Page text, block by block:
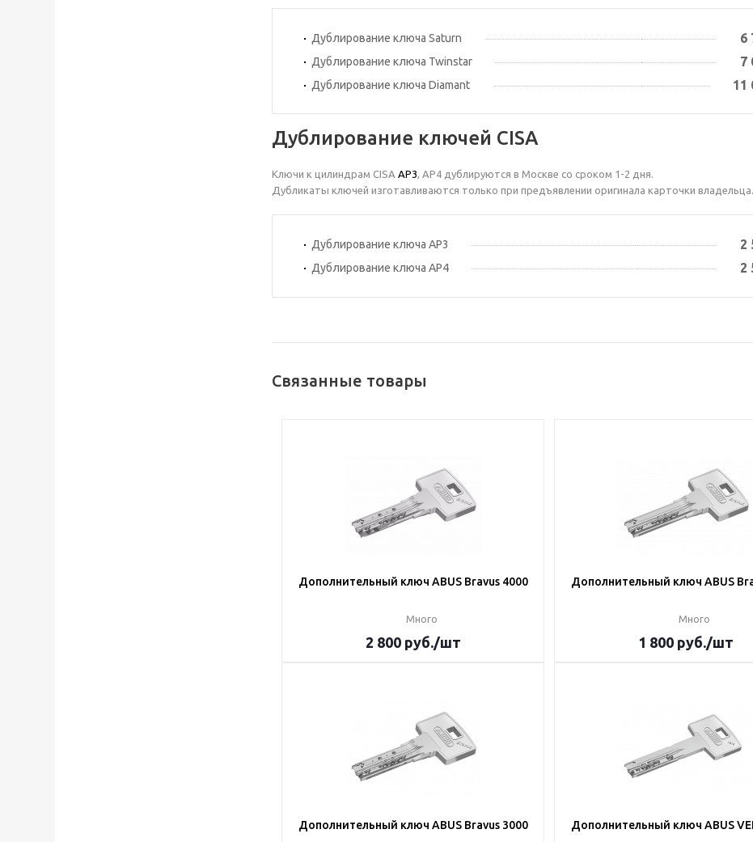
Дублирование ключа Saturn 6
Дублирование ключа Twinstar 7
Дублирование ключа Diamant 11
Дублирование ключей CISA
Ключи к цилиндрам CISA AP3, AP4 дублируются в Москве со сроком 1-2 дня.
Дубликаты ключей изготавливаются только при предъявлении оригинала карточки владельца.
Дублирование ключа AP3 2
Дублирование ключа AP4 2
Связанные товары
Дополнительный ключ ABUS Bravus 4000
Много
2 800 руб./шт
Дополнительный ключ ABUS
Много
1 800 руб./шт
Дополнительный ключ ABUS Bravus 3000 Дополнительный ключ ABUS